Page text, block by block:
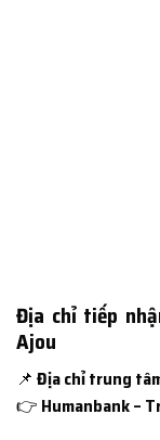
Địa chỉ tiếp
Ajou
📌 Địa chỉ trung
👉 Humanbank –